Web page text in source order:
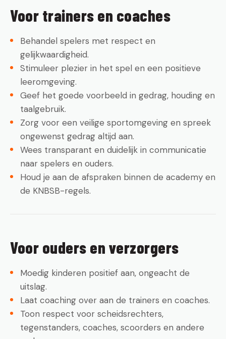
Voor trainers en coaches
Behandel spelers met respect en
gelijkwaardigheid.
Stimuleer plezier in het spel en een positieve
leeromgeving.
Geef het goede voorbeeld in gedrag, houding en
taalgebruik.
Zorg voor een veilige sportomgeving en spreek
ongewenst gedrag altijd aan.
Wees transparant en duidelijk in communicatie
naar spelers en ouders.
Houd je aan de afspraken binnen de academy en
de KNBSB-regels.
Voor ouders en verzorgers
Moedig kinderen positief aan, ongeacht de
uitslag.
Laat coaching over aan de trainers en coaches.
Toon respect voor scheidsrechters,
tegenstanders, coaches, scoorders en andere